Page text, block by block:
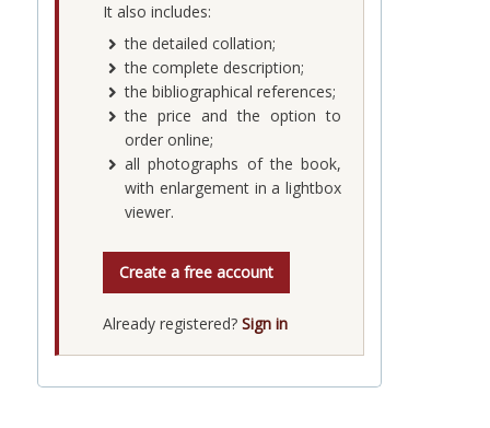
It also includes:
the detailed collation;
the complete description;
the bibliographical references;
the price and the option to
order online;
all photographs of the book,
with enlargement in a lightbox
viewer.
Create a free account
Already registered? Sign in